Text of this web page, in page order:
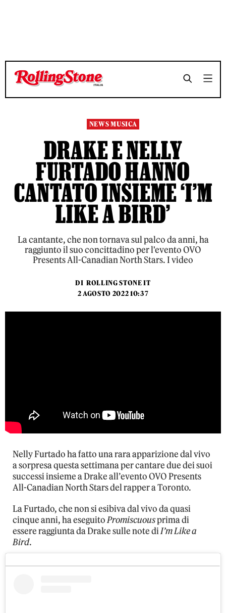
TEMPO DI LETTURA 3 MINUTI SHARE
TEMPO DI LETTURA 3 MINUTI SHARE
NEWS MUSICA
DRAKE E NELLY
FURTADO HANNO
CANTATO INSIEME ‘I’M
LIKE A BIRD’
La cantante, che non tornava sul palco da anni, ha
raggiunto il suo concittadino per l'evento OVO
Presents All-Canadian North Stars. I video
DI ROLLING STONE IT
2 AGOSTO 2022 10:37
Nelly Furtado ha fatto una rara apparizione dal vivo
a sorpresa questa settimana per cantare due dei suoi
successi insieme a Drake all’evento OVO Presents
All-Canadian North Stars del rapper a Toronto.
La Furtado, che non si esibiva dal vivo da quasi
cinque anni, ha eseguitoPromiscuousprima di
essere raggiunta da Drake sulle note diI’m Like a
Bird.